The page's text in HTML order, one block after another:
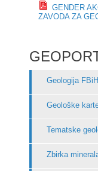
GENDER
ZAVODA ZA
Geologija FBiH
Geološke
Tematske
Zbirka